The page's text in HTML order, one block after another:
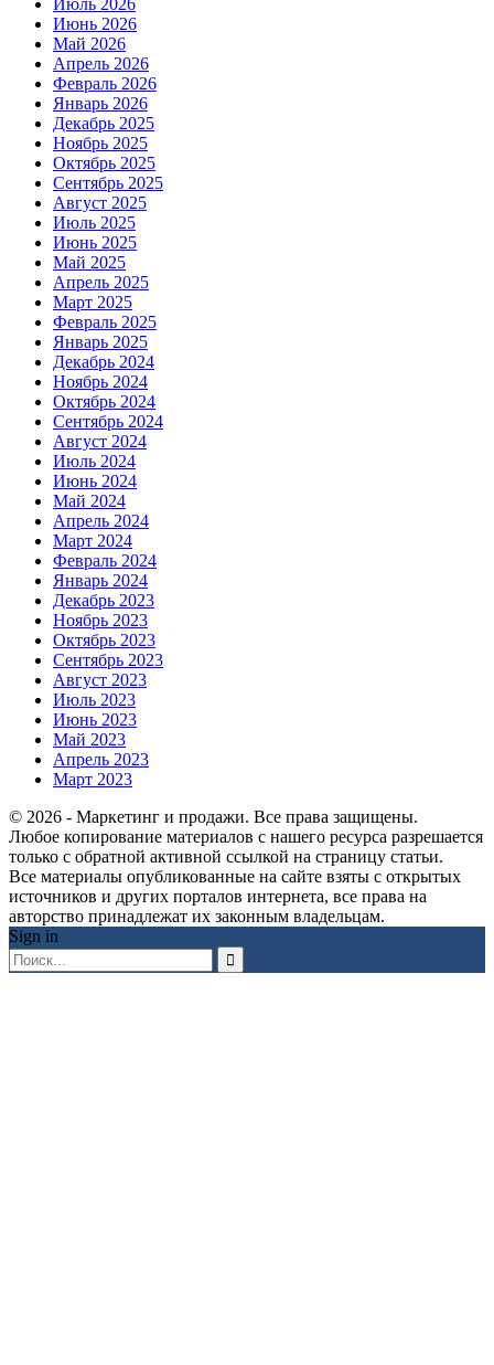
Июнь 2026
Май 2026
Апрель 2026
Февраль 2026
Январь 2026
Декабрь 2025
Ноябрь 2025
Октябрь 2025
Сентябрь 2025
Август 2025
Июль 2025
Июнь 2025
Май 2025
Апрель 2025
Март 2025
Февраль 2025
Январь 2025
Декабрь 2024
Ноябрь 2024
Октябрь 2024
Сентябрь 2024
Август 2024
Июль 2024
Июнь 2024
Май 2024
Апрель 2024
Март 2024
Февраль 2024
Январь 2024
Декабрь 2023
Ноябрь 2023
Октябрь 2023
Сентябрь 2023
Август 2023
Июль 2023
Июнь 2023
Май 2023
Апрель 2023
Март 2023
© 2026 - Маркетинг и продажи. Все права защищены.
Любое копирование материалов с нашего ресурса разрешается
только с обратной активной ссылкой на страницу статьи.
Все материалы опубликованные на сайте взяты с открытых
источников и других порталов интернета, все права на
авторство принадлежат их законным владельцам.
Sign in